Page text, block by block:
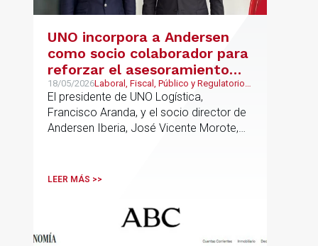
UNO incorpora a Andersen
como socio colaborador para
reforzar el asesoramiento
jurídico y fiscal del sector
logístico
18/05/2026Laboral, Fiscal, Público y Regulatorio,
Transporte, Movilidad & Logística
El presidente de UNO Logística,
Francisco Aranda, y el socio director de
Andersen Iberia, José Vicente Morote,
entidades trabajarán para ayudar a las
gestionar con mayor seguridad jurídica
sus principales retos regulatorios.
LEER MÁS >>